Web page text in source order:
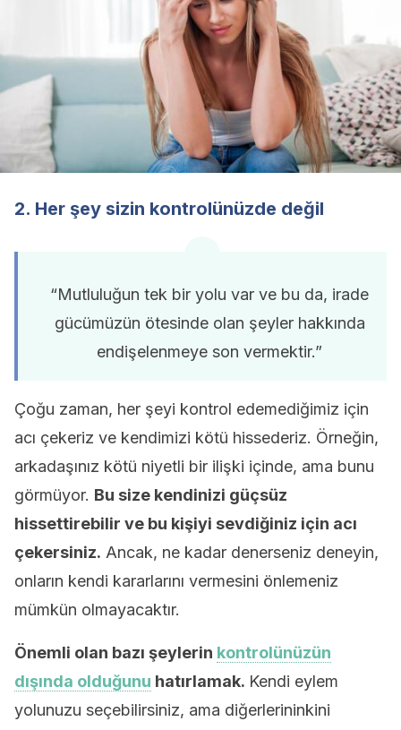
2. Her şey sizin kontrolünüzde değil
“Mutluluğun tek bir yolu var ve bu da, irade
gücümüzün ötesinde olan şeyler hakkında
endişelenmeye son vermektir.”
Çoğu zaman, her şeyi kontrol edemediğimiz için
acı çekeriz ve kendimizi kötü hissederiz. Örneğin,
arkadaşınız kötü niyetli bir ilişki içinde, ama bunu
görmüyor. Bu size kendinizi güçsüz
hissettirebilir ve bu kişiyi sevdiğiniz için acı
çekersiniz. Ancak, ne kadar denerseniz deneyin,
onların kendi kararlarını vermesini önlemeniz
mümkün olmayacaktır.
Önemli olan bazı şeylerin kontrolünüzün
dışında olduğunu hatırlamak. Kendi eylem
yolunuzu seçebilirsiniz, ama diğerlerininkini